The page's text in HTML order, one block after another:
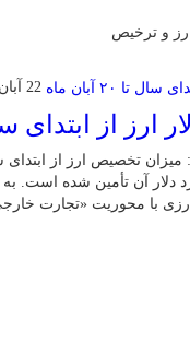
و ترخیص
22 آبان 1402
که از این میزان ۴۲ میلیارد دلار
با محوریت «تجارت